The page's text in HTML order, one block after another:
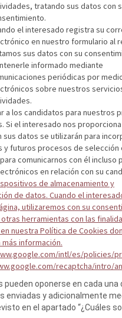
tratando sus datos con
el interesado registra su
en nuestro formulario al
sus datos con su
informado mediante
periódicas por
sobre nuestros
a los candidatos para nuestros
Si el interesado nos proporciona
sus datos se utilizarán para
y futuros procesos de selección
comunicarnos con él incluso
en relación con su
de almacenamiento y
de datos. Cuando el
utilizaremos con su
herramientas con las
nuestra Política de Cookies
información.
intl/es/policies/
recaptcha/intro/
pueden oponerse en cada una
enviadas y adicionalmente
en el apartado “¿Cuáles